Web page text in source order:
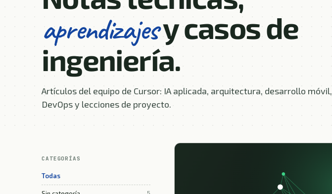
Sistemas críticos con IA
Convenio Marco
Proveedor del Estado
aprendizajesy casos de
ingeniería.
Artículos del equipo de Cursor: IA aplicada, arquitectura, desarrollo móvil,
DevOps y lecciones de proyecto.
CATEGORÍAS
Todas